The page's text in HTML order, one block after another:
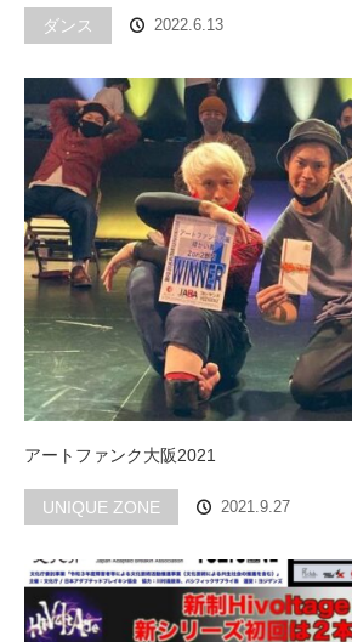
ダンス 2022.6.13
アートファンク大阪2021
UNIQUE ZONE 2021.9.27